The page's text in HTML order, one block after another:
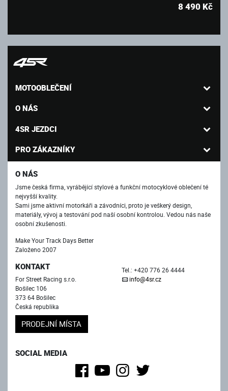
8 490 Kč
MOTOOBLEČENÍ
O NÁS
4SR JEZDCI
PRO ZÁKAZNÍKY
O NÁS
Jsme česká firma, vyrábějící stylové a funkční motocyklové oblečení té
nejvyšší kvality.
Sami jsme aktivní motorkáři a závodníci, proto je veškerý design,
materiály, vývoj a testování pod naší osobní kontrolou. Vedou nás naše
osobní zkušenosti.
Make Your Track Days Better
Založeno 2007
KONTAKT
For Street Racing s.r.o.
Bošilec 106
373 64 Bošilec
Česká republika
PRODEJNÍ MÍSTA
Tel.: +420 776 26 4444
info@4sr.cz
SOCIAL MEDIA